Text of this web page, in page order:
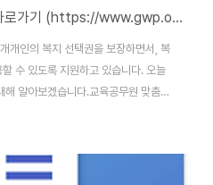
교육공무원 맞춤형복지포탈 바로가기 (https://www.gwp.or.kr)
개인의 복지 선택권을 보장하면서, 복
수 있도록 지원하고 있습니다. 오늘
알아보겠습니다.교육공무원 맞춤형
cmmn/lgn/login.jdo 교육공무
cmmn/lgn/login.jdo)입니다. 홈페
원가입을 완료해야 합니다. 교육공무